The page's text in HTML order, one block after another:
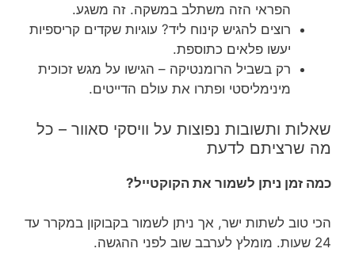
הפראי הזה משתלב במשקה. זה משגע.
רוצים להגיש קינוח ליד? עוגיות שקדים קריספיות
יעשו פלאים כתוספת.
רק בשביל הרומנטיקה – הגישו על מגש זכוכית
מינימליסטי ופתרו את עולם הדייטים.
שאלות ותשובות נפוצות על וויסקי סאוור – כל
מה שרציתם לדעת
כמה זמן ניתן לשמור את הקוקטייל?
הכי טוב לשתות ישר, אך ניתן לשמור בקבוקון במקרר עד
24 שעות. מומלץ לערבב שוב לפני ההגשה.